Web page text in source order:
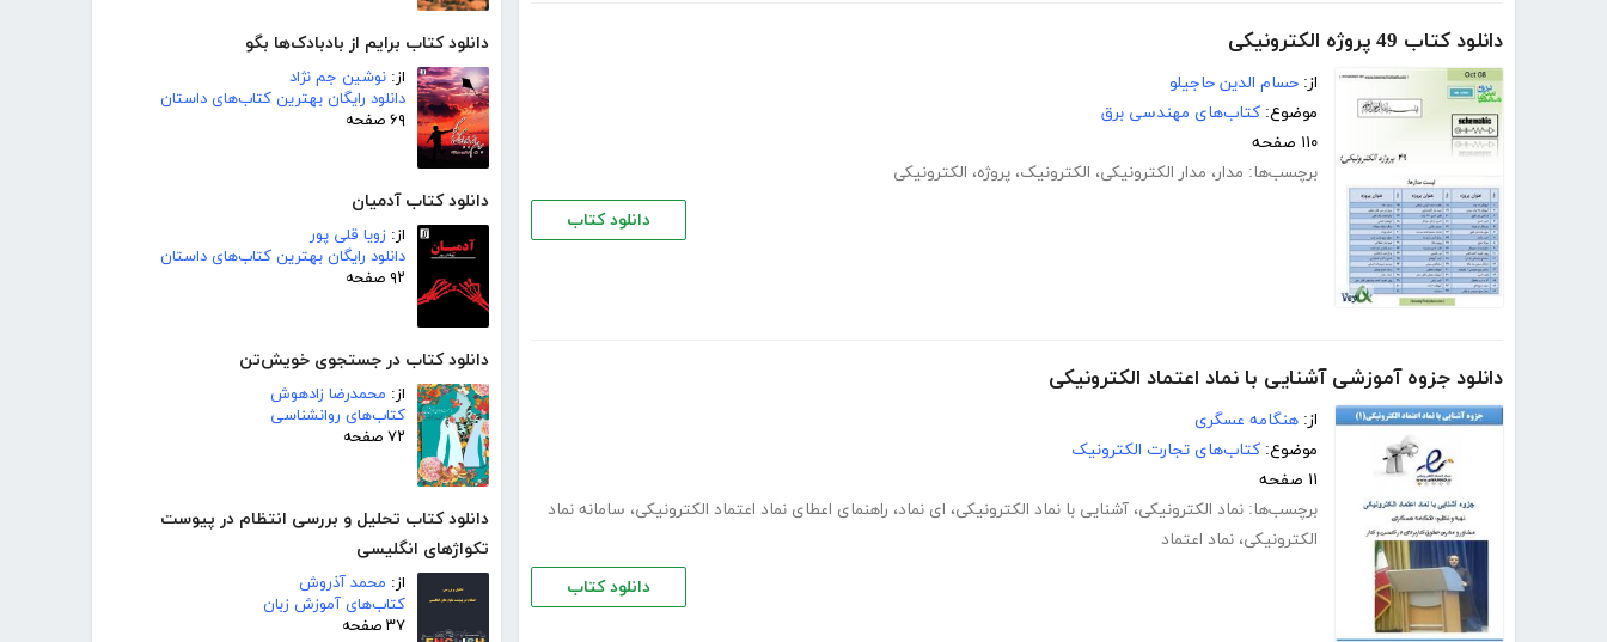
دانلود کتاب برایم از بادبادک‌ها بگو
از: نوشین جم نژاد
دانلود رایگان بهترین کتاب‌های داستان
۶۹ صفحه
دانلود کتاب آدمیان
از: زویا قلی پور
دانلود رایگان بهترین کتاب‌های داستان
۹۲ صفحه
دانلود کتاب در جستجوی خویش‌تن
از: محمدرضا زادهوش
کتاب‌های روانشناسی
۷۲ صفحه
دانلود کتاب تحلیل و بررسی انتظام در پیوست
تکواژهای انگلیسی
از: محمد آذروش
کتاب‌های آموزش زبان
۳۷ صفحه
دانلود کتاب 49 پروژه الکترونیکی
از: حسام الدین حاجیلو
موضوع: کتاب‌های مهندسی برق
۱۱۰ صفحه
برچسب‌ها: مدار، مدار الکترونیکی، الکترونیک، پروژه، الکترونیکی
دانلود کتاب
دانلود جزوه آموزشی آشنایی با نماد اعتماد الکترونیکی
از: هنگامه عسگری
موضوع: کتاب‌های تجارت الکترونیک
۱۱ صفحه
برچسب‌ها: نماد الکترونیکی، آشنایی با نماد الکترونیکی، ای نماد، راهنمای اعطای نماد اعتماد الکترونیکی، سامانه نماد
الکترونیکی، نماد اعتماد
دانلود کتاب